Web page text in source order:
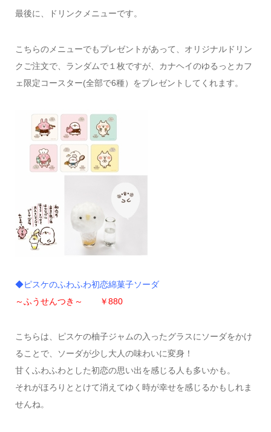
最後に、ドリンクメニューです。
こちらのメニューでもプレゼントがあって、オリジナルドリン
クご注文で、ランダムで１枚ですが、カナヘイのゆるっとカフ
ェ限定コースター(全部で6種）をプレゼントしてくれます。
◆ピスケのふわふわ初恋綿菓子ソーダ
～ふうせんつき～ ￥880
こちらは、ピスケの柚子ジャムの入ったグラスにソーダをかけ
ることで、ソーダが少し大人の味わいに変身！
甘くふわふわとした初恋の思い出を感じる人も多いかも。
それがほろりととけて消えてゆく時が幸せを感じるかもしれま
せんね。